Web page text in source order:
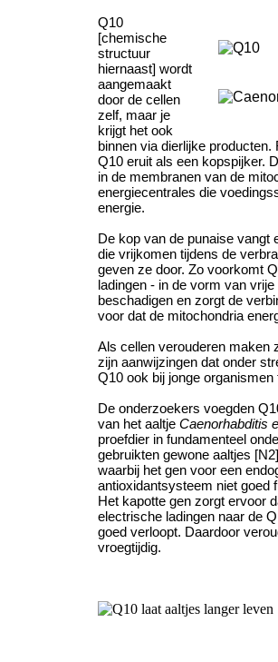
Q10
[chemische
structuur
hiernaast] wordt
aangemaakt
door de cellen
zelf, maar je
krijgt het ook
binnen via dierlijke
Q10 eruit als een kopspijker.
in de membranen van de
energiecentrales die
energie.
De kop van de punaise vangt
die vrijkomen tijdens de
geven ze door. Zo voorkomt
ladingen - in de vorm van
beschadigen en zorgt de
voor dat de mitochondria
Als cellen verouderen maken
zijn aanwijzingen dat onder
Q10 ook bij jonge
De onderzoekers voegden
van het aaltje Caenorhabditis
proefdier in fundamenteel
gebruikten gewone aaltjes
waarbij het gen voor een
antioxidantsysteem niet goed
Het kapotte gen zorgt ervoor
electrische ladingen naar de
goed verloopt. Daardoor
vroegtijdig.